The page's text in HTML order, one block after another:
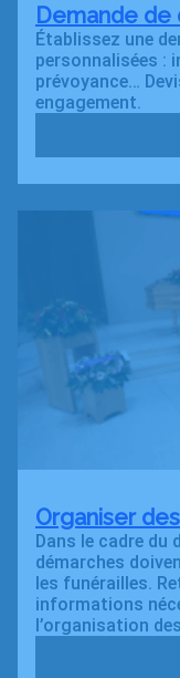
Demande
Établissez une
personnalisées :
prévoyance…
engagement.
Organiser
Dans le cadre du
démarches
les funérailles.
informations
l’organisation